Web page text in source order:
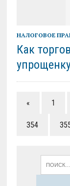
НАЛОГОВОЕ
Как
« 1
354